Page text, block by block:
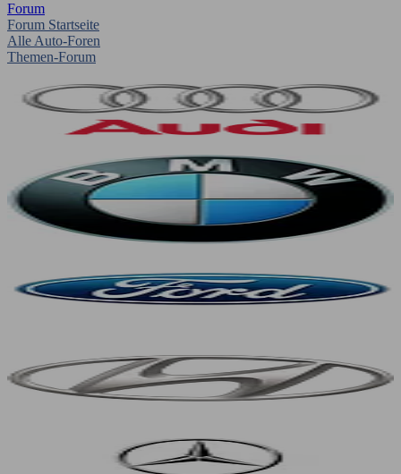
Forum
Forum Startseite
Alle Auto-Foren
Themen-Forum